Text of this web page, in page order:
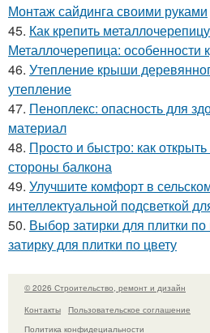
Монтаж сайдинга своими руками
45. Как крепить
Металлочерепица: особенности
46. Утепление крыши
утепление
47. Пеноплекс: опасность для
материал
48. Просто и быстро: как
стороны балкона
49. Улучшите комфорт в
интеллектуальной подсветкой
50. Выбор затирки для плитки по
затирку для плитки по цвету
© 2026 Строительство, ремонт и дизайн
Контакты
Пользовательское соглашение
Политика конфидециальности